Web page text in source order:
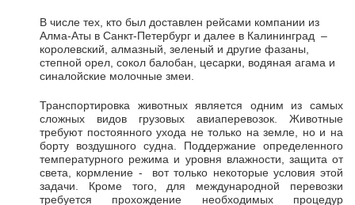
В числе тех, кто был доставлен рейсами компании из
Алма-Аты в Санкт-Петербург и далее в Калининград –
королевский, алмазный, зеленый и другие фазаны,
степной орел, сокол балобан, цесарки, водяная агама и
синалойские молочные змеи.
Транспортировка животных является одним из самых
сложных видов грузовых авиаперевозок. Животные
требуют постоянного ухода не только на земле, но и на
борту воздушного судна. Поддержание определенного
температурного режима и уровня влажности, защита от
света, кормление -
вот только некоторые условия этой
задачи. Кроме того, для международной перевозки
требуется прохождение необходимых процедур